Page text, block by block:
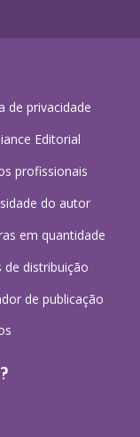
de privacidade
Editorial
profissionais
do autor
em quantidade
de distribuição
de publicação